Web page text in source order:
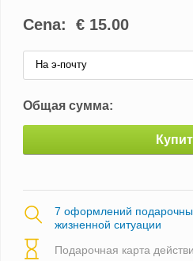
Cena: € 15.00
На э-почту
Общая сумма:
7 оформлений
жизненной ситуации
Подарочная карта